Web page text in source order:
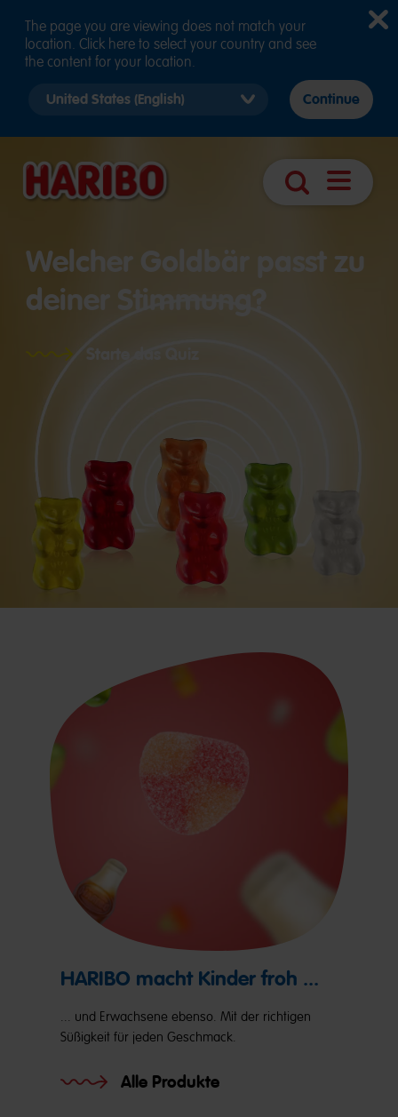
Suche
Welcher Goldbär passt zu
deiner Stimmung?
HARIBO macht Kinder froh ...
... und Erwachsene ebenso. Mit der richtigen
Süßigkeit für jeden Geschmack.
Alle Produkte
The page you are viewing does not match your
location. Click here to select your country and see
the content for your location.
country
Continue